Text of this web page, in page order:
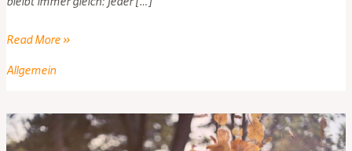
Das
Grundeinkommen
für
mehr
Read More »
Allgemein